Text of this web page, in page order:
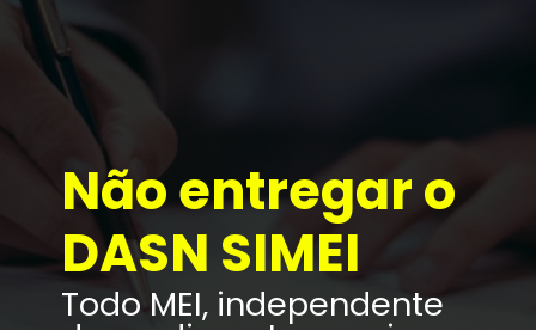
Todo MEI, independente
Não entregar o
DASN SIMEI